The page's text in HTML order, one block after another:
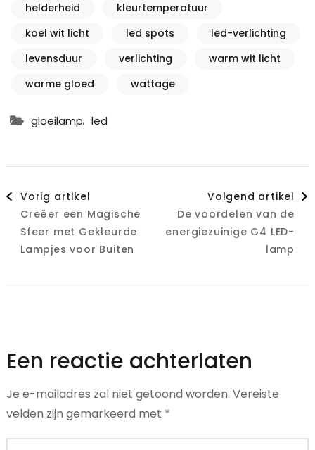
helderheid
kleurtemperatuur
koel wit licht
led spots
led-verlichting
levensduur
verlichting
warm wit licht
warme gloed
wattage
gloeilamp, led
Berichtnavigatie
Vorig artikel
Creëer een Magische
Sfeer met Gekleurde
Lampjes voor Buiten
Volgend artikel
De voordelen van de
energiezuinige G4 LED-
lamp
Een reactie achterlaten
Je e-mailadres zal niet getoond worden. Vereiste
velden zijn gemarkeerd met *